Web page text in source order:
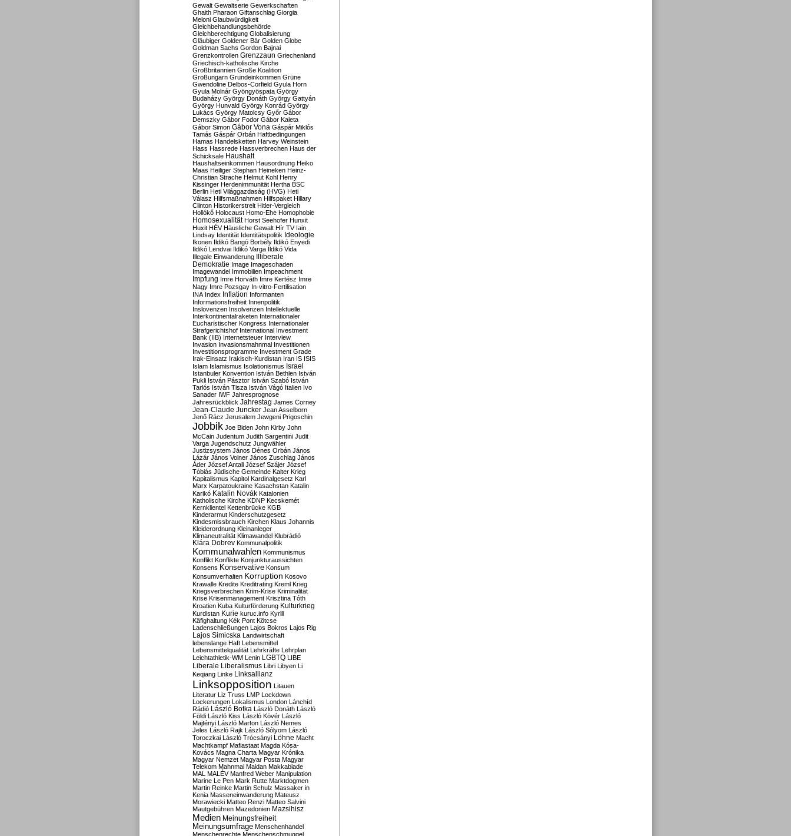
Gewalt Gewaltserie Gewerkschaften
Ghaith Pharaon Giftanschlag Giorgia
Meloni Glaubwürdigkeit
Gleichbehandlungsbehörde
Gleichberechtigung Globalisierung
Gläubiger Goldener Bär Golden Globe
Goldman Sachs Gordon Bajnai
Grenzkontrollen Grenzzaun Griechenland
Griechisch-katholische Kirche
Großbritannien Große Koalition
Großungarn Grundeinkommen Grüne
Gwendoline Delbos-Corfield Gyula Horn
Gyula Molnár Gyöngyöspata György
Budaházy György Donáth György Gattyán
György Hunvald György Konrád György
Lukács György Matolcsy Győr Gábor
Demszky Gábor Fodor Gábor Kaleta
Gábor Simon Gábor Vona Gáspár Miklós
Tamás Gáspár Orbán Haftbedingungen
Hamas Handelsketten Harvey Weinstein
Hass Hassrede Hassverbrechen Haus der
Schicksale Haushalt
Haushaltseinkommen Hausordnung Heiko
Maas Heiliger Stephan Heineken Heinz-
Christian Strache Helmut Kohl Henry
Kissinger Herdenimmunität Hertha BSC
Berlin Heti Világgazdaság (HVG) Heti
Válasz Hilfsmaßnahmen Hilfspaket Hillary
Clinton Historikerstreit Hitler-Vergleich
Hollókő Holocaust Homo-Ehe Homophobie
Homosexualität Horst Seehofer Hunxit
Huxit HÉV Häusliche Gewalt Hír TV Iain
Lindsay Identität Identitätspolitik Ideologie
Ikonen Ildikó Bangó Borbély Ildikó Enyedi
Ildikó Lendvai Ildikó Varga Ildikó Vida
Illegale Einwanderung Illiberale
Demokratie Image Imageschaden
Imagewandel Immobilien Impeachment
Impfung Imre Horváth Imre Kertész Imre
Nagy Imre Pozsgay In-vitro-Fertilisation
INA Index Inflation Informanten
Informationsfreiheit Innenpolitik
Inslovenzen Insolvenzen Intellektuelle
Interkontinentalraketen Internationaler
Eucharistischer Kongress Internationaler
Strafgerichtshof International Investment
Bank (IIB) Internetsteuer Interview
Invasion Invasionsmahnmal Investitionen
Investitionsprogramme Investment Grade
Irak-Einsatz Irakisch-Kurdistan Iran IS ISIS
Islam Islamismus Isolationismus Israel
Istanbuler Konvention István Bethlen István
Pukli István Pásztor István Szabó István
Tarlós István Tisza István Vágó Italien Ivo
Sanader IWF Jahresprognose
Jahresrückblick Jahrestag James Corney
Jean-Claude Juncker Jean Asselborn
Jenő Rácz Jerusalem Jewgeni Prigoschin
Jobbik Joe Biden John Kirby John
McCain Judentum Judith Sargentini Judit
Varga Jugendschutz Jungwähler
Justizsystem János Dénes Orbán János
Lázár János Volner János Zuschlag János
Áder József Antall József Szájer József
Tóbiás Jüdische Gemeinde Kalter Krieg
Kapitalismus Kapitol Kardinalgesetz Karl
Marx Karpatoukraine Kasachstan Katalin
Karikó Katalin Novák Katalonien
Katholische Kirche KDNP Kecskemét
Kernklientel Kettenbrücke KGB
Kinderarmut Kinderschutzgesetz
Kindesmissbrauch Kirchen Klaus Johannis
Kleiderordnung Kleinanleger
Klimaneutralität Klimawandel Klubrádió
Klára Dobrev Kommunalpolitik
Kommunalwahlen Kommunismus
Konflikt Konflikte Konjunkturaussichten
Konsens Konservative Konsum
Konsumverhalten Korruption Kosovo
Krawalle Kredite Kreditrating Kreml Krieg
Kriegsverbrechen Krim-Krise Kriminalität
Krise Krisenmanagement Krisztina Tóth
Kroatien Kuba Kulturförderung Kulturkrieg
Kurdistan Kurie kuruc.info Kyrill
Käfighaltung Kék Pont Kötcse
Ladenschließungen Lajos Bokros Lajos Rig
Lajos Simicska Landwirtschaft
lebenslange Haft Lebensmittel
Lebensmittelqualität Lehrkräfte Lehrplan
Leichtathletik-WM Lenin LGBTQ LIBE
Liberale Liberalismus Libri Libyen Li
Keqiang Linke Linksallianz
Linksopposition Litauen
Literatur Liz Truss LMP Lockdown
Lockerungen Lokalismus London Lánchíd
Rádió
László Botka László Donáth László
Földi László Kiss László Kövér László
Majtényi László Marton László Nemes
Jeles László Rajk László Sólyom László
Toroczkai László Trócsányi Löhne Macht
Machtkampf Mafiastaat Magda Kósa-
Kovács Magna Charta Magyar Krónika
Magyar Nemzet Magyar Posta Magyar
Telekom Mahnmal Maidan Makkabiade
MAL MALÉV Manfred Weber Manipulation
Marine Le Pen Mark Rutte Marktdogmen
Martin Reinke Martin Schulz Massaker in
Kenia Masseneinwanderung Mateusz
Morawiecki Matteo Renzi Matteo Salvini
Mautgebühren Mazedonien Mazsihisz
Medien Meinungsfreiheit
Meinungsumfrage Menschenhandel
Menschenrechte Menschenschmuggel